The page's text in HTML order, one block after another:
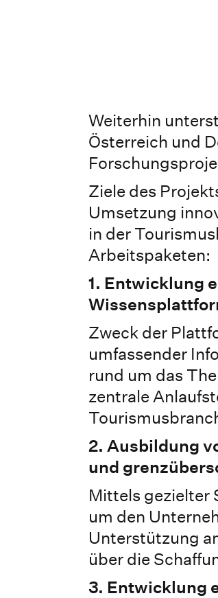
Weiterhin
Österreich und
Ziele des
Umsetzung
in der
Arbeitspaketen:
1. Entwicklung
Zweck der
umfassender
rund um das
zentrale
2. Ausbildung
und
Mittels gezielter
um den
Unterstützung
über die
3. Entwicklung